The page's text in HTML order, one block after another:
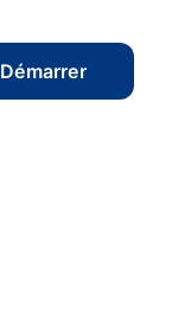
Démarrer